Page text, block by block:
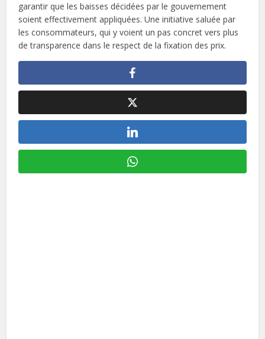
garantir que les baisses décidées par le gouvernement
soient effectivement appliquées. Une initiative saluée par
les consommateurs, qui y voient un pas concret vers plus
de transparence dans le respect de la fixation des prix.